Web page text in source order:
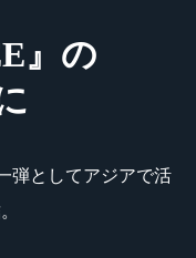
』の
弾としてアジアで活